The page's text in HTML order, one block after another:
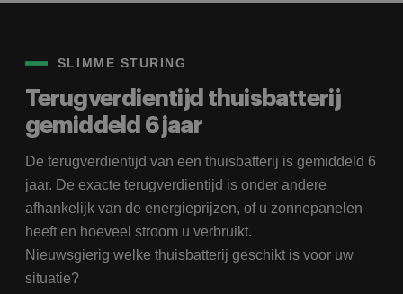
SLIMME STURING
Terugverdientijd thuisbatterij
gemiddeld 6 jaar
De terugverdientijd van een thuisbatterij is gemiddeld 6
jaar. De exacte terugverdientijd is onder andere
afhankelijk van de energieprijzen, of u zonnepanelen
heeft en hoeveel stroom u verbruikt.
Nieuwsgierig welke thuisbatterij geschikt is voor uw
situatie?